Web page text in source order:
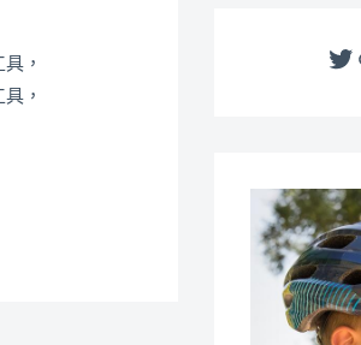
，
，